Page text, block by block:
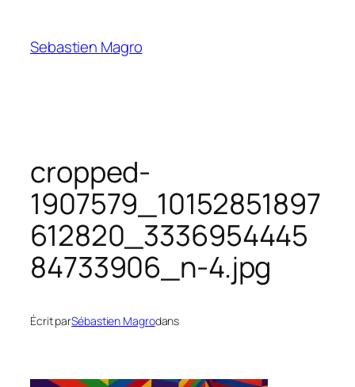
content
Sebastien Magro
cropped-
1907579_10152851897
612820_3336954445
84733906_n-4.jpg
Écrit parSébastien Magrodans